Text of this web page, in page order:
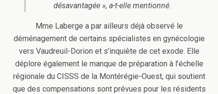
désavantagée », a-t-elle mentionné.
Mme Laberge a par ailleurs déjà observé le
déménagement de certains spécialistes en gynécologie
vers Vaudreuil-Dorion et s’inquiète de cet exode. Elle
déplore également le manque de préparation à l’échelle
régionale du CISSS de la Montérégie-Ouest, qui soutient
que des compensations sont prévues pour les résidents